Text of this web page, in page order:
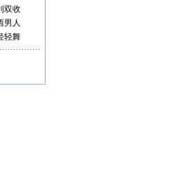
双收
男人
轻舞